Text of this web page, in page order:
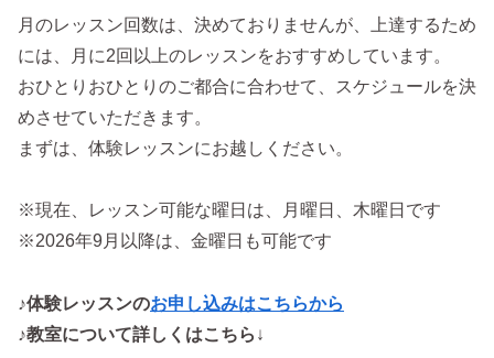
月のレッスン回数は、決めておりませんが、上達するため
には、月に2回以上のレッスンをおすすめしています。
おひとりおひとりのご都合に合わせて、スケジュールを決
めさせていただきます。
まずは、体験レッスンにお越しください。
※現在、レッスン可能な曜日は、月曜日、木曜日です
※2026年9月以降は、金曜日も可能です
♪体験レッスンのお申し込みはこちらから
♪教室について詳しくはこちら ↓